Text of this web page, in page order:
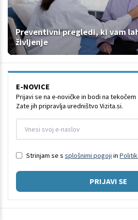
Preventivni pregledi, ki vam
življenje
E-NOVICE
Prijavi se na e-novičke in bodi na
Zate jih pripravlja uredništvo Vizita.si.
Strinjam se s splošnimi pogoji in
PRIJAVI SE